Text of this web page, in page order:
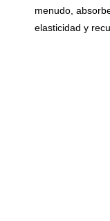
menudo,
elasticidad y